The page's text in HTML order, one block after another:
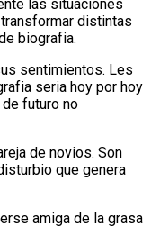
las situaciones
distintas
biografia.
sentimientos. Les
seri­a hoy por hoy
futuro no
de novios. Son
que genera
amiga de la grasa